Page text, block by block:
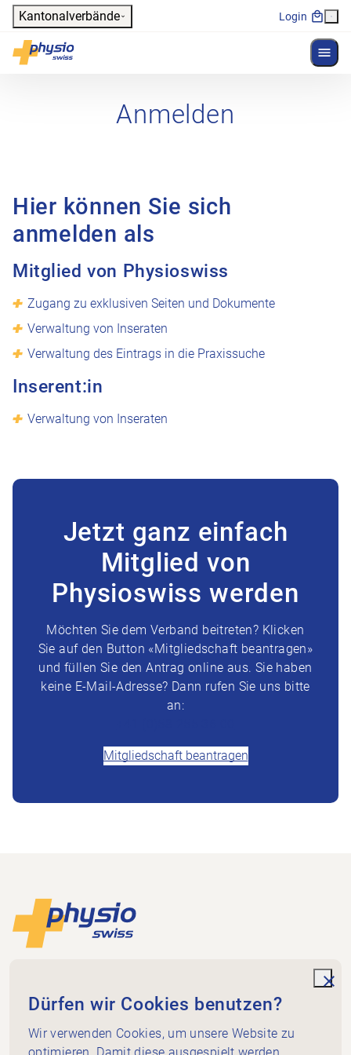
Header
Kantonalverbände Login
Physioswiss
Hauptnavigation
Anmelden
Hier können Sie sich
anmelden als
Mitglied von Physioswiss
Zugang zu exklusiven Seiten und Dokumente
Verwaltung von Inseraten
Verwaltung des Eintrags in die Praxissuche
Inserent:in
Verwaltung von Inseraten
Jetzt ganz einfach
Mitglied von
Physioswiss werden
Möchten Sie dem Verband beitreten? Klicken
Sie auf den Button «Mitgliedschaft beantragen»
und füllen Sie den Antrag online aus. Sie haben
keine E-Mail-Adresse? Dann rufen Sie uns bitte
an:
Mitgliedschaft beantragen
Footer
Dammweg 3
3013 Bern
+41 58 255 36 00
info@physioswiss.ch
Dürfen wir Cookies benutzen?
Wir verwenden Cookies, um unsere Website zu